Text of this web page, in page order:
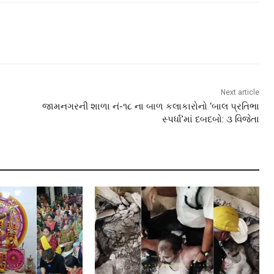
Next article
જામનગરની શાળા નં-૧૮ ના બાળ કલાકારોનો ‘બાલ પ્રતિભા
સ્પર્ધા’માં દબદબો: ૩ વિજેતા